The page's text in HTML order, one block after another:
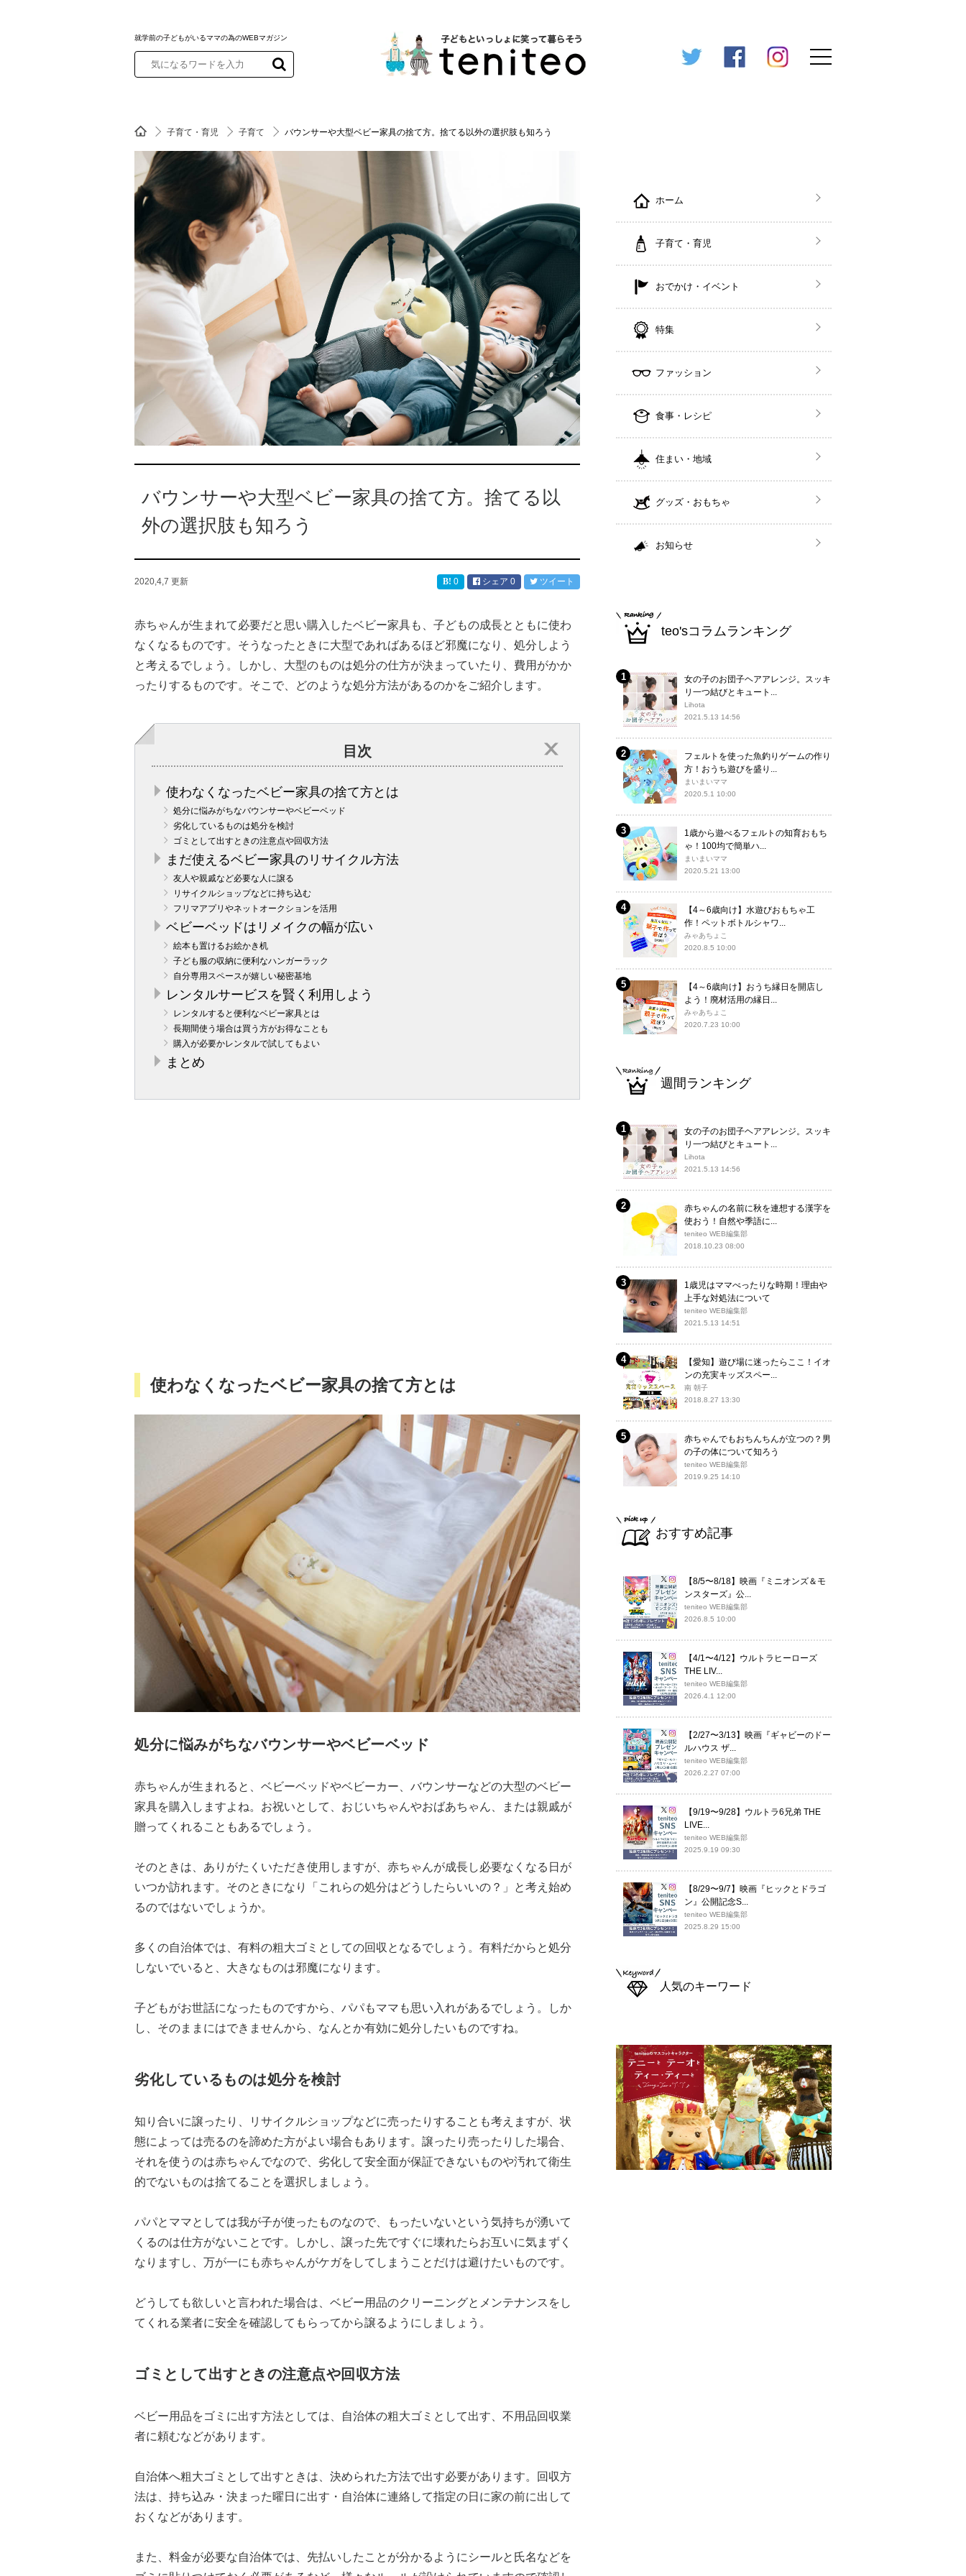
就学前の子どもがいるママの為のWEBマガジン
子育て・育児 子育て バウンサーや大型ベビー家具の捨て方。捨てる以外の選択肢も知ろう
バウンサーや大型ベビー家具の捨て方。捨てる以
外の選択肢も知ろう
2020,4,7 更新 0 シェア 0 ツイート
赤ちゃんが生まれて必要だと思い購入したベビー家具も、子どもの成長とともに使わ
なくなるものです。そうなったときに大型であればあるほど邪魔になり、処分しよう
と考えるでしょう。しかし、大型のものは処分の仕方が決まっていたり、費用がかか
ったりするものです。そこで、どのような処分方法があるのかをご紹介します。
目次
使わなくなったベビー家具の捨て方とは
処分に悩みがちなバウンサーやベビーベッド
劣化しているものは処分を検討
ゴミとして出すときの注意点や回収方法
まだ使えるベビー家具のリサイクル方法
友人や親戚など必要な人に譲る
リサイクルショップなどに持ち込む
フリマアプリやネットオークションを活用
ベビーベッドはリメイクの幅が広い
絵本も置けるお絵かき机
子ども服の収納に便利なハンガーラック
自分専用スペースが嬉しい秘密基地
レンタルサービスを賢く利用しよう
レンタルすると便利なベビー家具とは
長期間使う場合は買う方がお得なことも
購入が必要かレンタルで試してもよい
まとめ
使わなくなったベビー家具の捨て方とは
処分に悩みがちなバウンサーやベビーベッド
赤ちゃんが生まれると、ベビーベッドやベビーカー、バウンサーなどの大型のベビー
家具を購入しますよね。お祝いとして、おじいちゃんやおばあちゃん、または親戚が
贈ってくれることもあるでしょう。
そのときは、ありがたくいただき使用しますが、赤ちゃんが成長し必要なくなる日が
いつか訪れます。そのときになり「これらの処分はどうしたらいいの？」と考え始め
るのではないでしょうか。
多くの自治体では、有料の粗大ゴミとしての回収となるでしょう。有料だからと処分
しないでいると、大きなものは邪魔になります。
子どもがお世話になったものですから、パパもママも思い入れがあるでしょう。しか
し、そのままにはできませんから、なんとか有効に処分したいものですね。
劣化しているものは処分を検討
知り合いに譲ったり、リサイクルショップなどに売ったりすることも考えますが、状
態によっては売るのを諦めた方がよい場合もあります。譲ったり売ったりした場合、
それを使うのは赤ちゃんでなので、劣化して安全面が保証できないものや汚れて衛生
的でないものは捨てることを選択しましょう。
パパとママとしては我が子が使ったものなので、もったいないという気持ちが湧いて
くるのは仕方がないことです。しかし、譲った先ですぐに壊れたらお互いに気まずく
なりますし、万が一にも赤ちゃんがケガをしてしまうことだけは避けたいものです。
どうしても欲しいと言われた場合は、ベビー用品のクリーニングとメンテナンスをし
てくれる業者に安全を確認してもらってから譲るようにしましょう。
ゴミとして出すときの注意点や回収方法
ベビー用品をゴミに出す方法としては、自治体の粗大ゴミとして出す、不用品回収業
者に頼むなどがあります。
自治体へ粗大ゴミとして出すときは、決められた方法で出す必要があります。回収方
法は、持ち込み・決まった曜日に出す・自治体に連絡して指定の日に家の前に出して
おくなどがあります。
また、料金が必要な自治体では、先払いしたことが分かるようにシールと氏名などを
ホーム
子育て・育児
おでかけ・イベント
特集
ファッション
食事・レシピ
住まい・地域
グッズ・おもちゃ
お知らせ
teo'sコラムランキング
女の子のお団子ヘアアレンジ。スッキ
リ一つ結びとキュート...
Lihota
2021.5.13 14:56
フェルトを使った魚釣りゲームの作り
方！おうち遊びを盛り...
まいまいママ
2020.5.1 10:00
1歳から遊べるフェルトの知育おもち
ゃ！100均で簡単ハ...
まいまいママ
2020.5.21 13:00
【4～6歳向け】水遊びおもちゃ工
作！ペットボトルシャワ...
みゃあちょこ
2020.8.5 10:00
【4～6歳向け】おうち縁日を開店し
よう！廃材活用の縁日...
みゃあちょこ
2020.7.23 10:00
週間ランキング
女の子のお団子ヘアアレンジ。スッキ
リ一つ結びとキュート...
Lihota
2021.5.13 14:56
赤ちゃんの名前に秋を連想する漢字を
使おう！自然や季語に...
teniteo WEB編集部
2018.10.23 08:00
1歳児はママべったりな時期！理由や
上手な対処法について
teniteo WEB編集部
2021.5.13 14:51
【愛知】遊び場に迷ったらここ！イオ
ンの充実キッズスペー...
南 朝子
2018.8.27 13:30
赤ちゃんでもおちんちんが立つの？男
の子の体について知ろう
teniteo WEB編集部
2019.9.25 14:10
おすすめ記事
【8/5〜8/18】映画『ミニオンズ＆モ
ンスターズ』公...
teniteo WEB編集部
2026.8.5 10:00
【4/1〜4/12】ウルトラヒーローズ
THE LIV...
teniteo WEB編集部
2026.4.1 12:00
【2/27〜3/13】映画『ギャビーのドー
ルハウス ザ...
teniteo WEB編集部
2026.2.27 07:00
【9/19〜9/28】ウルトラ6兄弟 THE
LIVE...
teniteo WEB編集部
2025.9.19 09:30
【8/29〜9/7】映画『ヒックとドラゴ
ン』公開記念S...
teniteo WEB編集部
2025.8.29 15:00
人気のキーワード